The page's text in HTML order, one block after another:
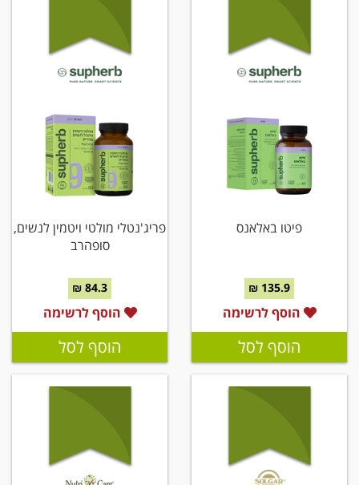
פיטו באלאנס
135.9 ₪
הוסף לרשימה
הוסף לסל
פריג'נטלי מולטי ויטמין לנשים,
סופהרב
84.3 ₪
הוסף לרשימה
הוסף לסל